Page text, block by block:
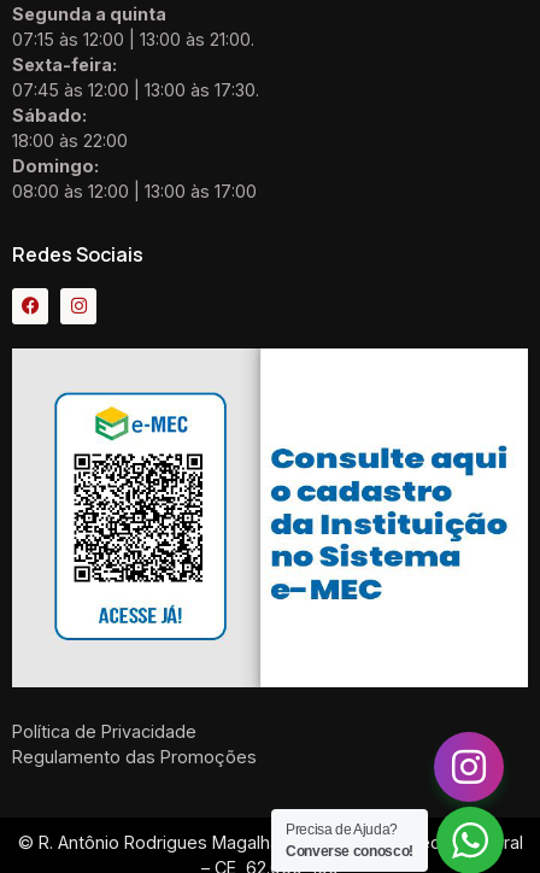
Segunda a quinta
07:15 às 12:00 | 13:00 às 21:00.
Sexta-feira:
07:45 às 12:00 | 13:00 às 17:30.
Sábado:
18:00 às 22:00
Domingo:
08:00 às 12:00 | 13:00 às 17:00
Redes Sociais
Política de Privacidade
Regulamento das Promoções
© R. Antônio Rodrigues Magalhães, 359 Dom Expedito, Sobral
– CE, 62.050-100
Precisa de Ajuda?
Converse conosco!